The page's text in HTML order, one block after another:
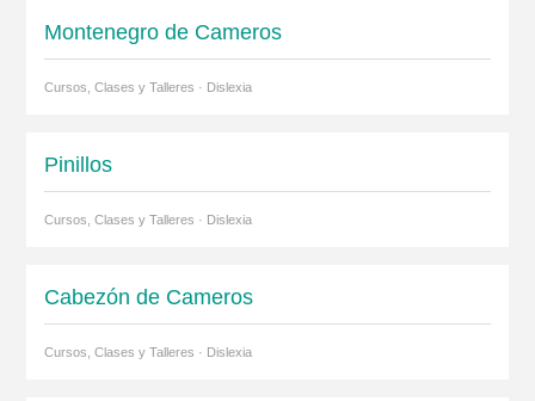
Montenegro de Cameros
Cursos, Clases y Talleres · Dislexia
Pinillos
Cursos, Clases y Talleres · Dislexia
Cabezón de Cameros
Cursos, Clases y Talleres · Dislexia